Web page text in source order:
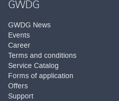
GWDG
GWDG News
Events
Career
Terms and conditions
Service Catalog
Forms of application
Offers
Support